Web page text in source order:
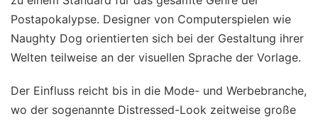
Postapokalypse. Designer von Computerspielen wie
Naughty Dog orientierten sich bei der Gestaltung ihrer
Welten teilweise an der visuellen Sprache der Vorlage.
Der Einfluss reicht bis in die Mode- und Werbebranche,
wo der sogenannte Distressed-Look zeitweise große